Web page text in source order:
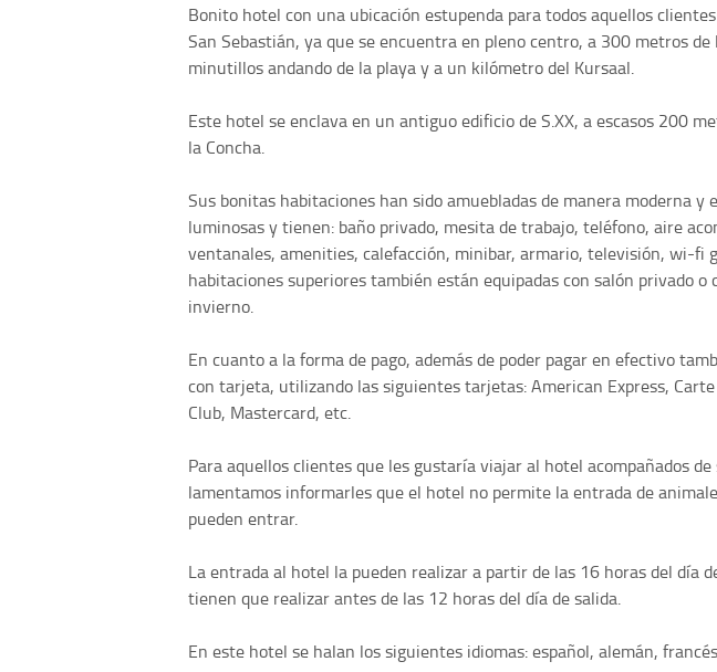
Bonito hotel con una ubicación estupenda para todos aquellos
San Sebastián, ya que se encuentra en pleno centro, a 300 metros de
minutillos andando de la playa y a un kilómetro del Kursaal.
Este hotel se enclava en un antiguo edificio de S.XX, a escasos 200
la Concha.
Sus bonitas habitaciones han sido amuebladas de manera moderna y
luminosas y tienen: baño privado, mesita de trabajo, teléfono, aire
ventanales, amenities, calefacción, minibar, armario, televisión, wi-fi
habitaciones superiores también están equipadas con salón privado
invierno.
En cuanto a la forma de pago, además de poder pagar en efectivo
con tarjeta, utilizando las siguientes tarjetas: American Express,
Club, Mastercard, etc.
Para aquellos clientes que les gustaría viajar al hotel acompañados de
lamentamos informarles que el hotel no permite la entrada de
pueden entrar.
La entrada al hotel la pueden realizar a partir de las 16 horas del día
tienen que realizar antes de las 12 horas del día de salida.
En este hotel se halan los siguientes idiomas: español, alemán,